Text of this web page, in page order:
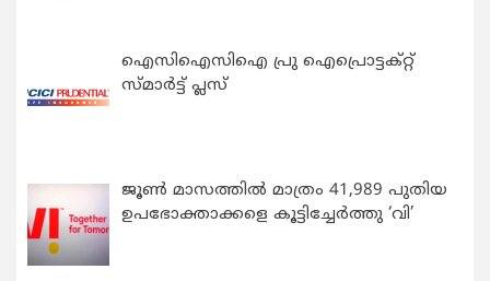
ഐസിഐസിഐ പ്രു ഐപ്രൊട്ടക്റ്റ്
സ്മാർട്ട് പ്ലസ്
ജൂൺ മാസത്തിൽ മാത്രം 41,989 പുതിയ
ഉപഭോക്താക്കളെ കൂട്ടിച്ചേർത്തു ‘വി’